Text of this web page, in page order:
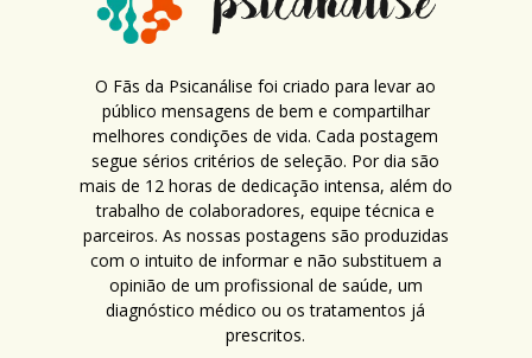
O Fãs da Psicanálise foi criado para levar ao
público mensagens de bem e compartilhar
melhores condições de vida. Cada postagem
segue sérios critérios de seleção. Por dia são
mais de 12 horas de dedicação intensa, além do
trabalho de colaboradores, equipe técnica e
parceiros. As nossas postagens são produzidas
com o intuito de informar e não substituem a
opinião de um profissional de saúde, um
diagnóstico médico ou os tratamentos já
prescritos.